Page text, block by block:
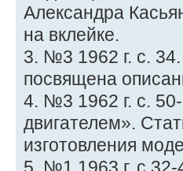
Александра
на вклейке.
3. №3 1962 г. с.
посвящена
4. №3 1962 г. с.
двигателем».
изготовления